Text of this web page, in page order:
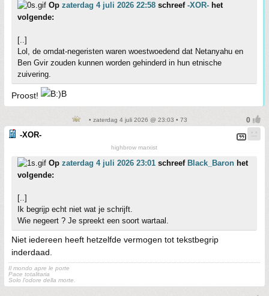
Op zaterdag 4 juli 2026 22:58 schreef -XOR- het
volgende:
[..]
Lol, de omdat-negeristen waren woestwoedend dat Netanyahu en
Ben Gvir zouden kunnen worden gehinderd in hun etnische
zuivering.
Proost!
• zaterdag 4 juli 2026 @ 23:03 • 73
-XOR-
highbrow marxist
Op zaterdag 4 juli 2026 23:01 schreef Black_Baron het
volgende:
[..]
Ik begrijp echt niet wat je schrijft.
Wie negeert ? Je spreekt een soort wartaal.
Niet iedereen heeft hetzelfde vermogen tot tekstbegrip
inderdaad.
Il mondo apre le porte
Pace totalitaria
Solo l'odore della morte.